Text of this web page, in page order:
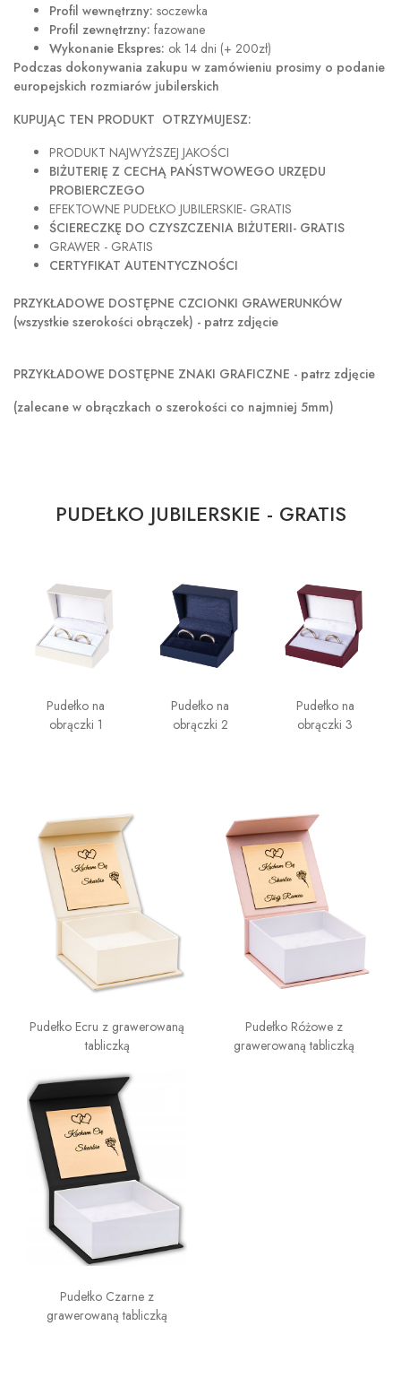
Profil wewnętrzny: soczewka
Profil zewnętrzny: fazowane
Wykonanie Ekspres: ok 14 dni (+ 200zł)
Podczas dokonywania zakupu w zamówieniu prosimy o podanie
europejskich rozmiarów jubilerskich
KUPUJĄC TEN PRODUKT OTRZYMUJESZ:
PRODUKT NAJWYŻSZEJ JAKOŚCI
BIŻUTERIĘ Z CECHĄ PAŃSTWOWEGO URZĘDU
PROBIERCZEGO
EFEKTOWNE PUDEŁKO JUBILERSKIE- GRATIS
ŚCIERECZKĘ DO CZYSZCZENIA BIŻUTERII- GRATIS
GRAWER - GRATIS
CERTYFIKAT AUTENTYCZNOŚCI
PRZYKŁADOWE DOSTĘPNE CZCIONKI GRAWERUNKÓW
(wszystkie szerokości obrączek) - patrz zdjęcie
PRZYKŁADOWE DOSTĘPNE ZNAKI GRAFICZNE - patrz zdjęcie
(zalecane w obrączkach o szerokości co najmniej 5mm)
PUDEŁKO JUBILERSKIE - GRATIS
Pudełko na
obrączki 1
Pudełko na
obrączki 2
Pudełko na
obrączki 3
Pudełko Ecru z grawerowaną
tabliczką
Pudełko Różowe z
grawerowaną tabliczką
Pudełko Czarne z
grawerowaną tabliczką